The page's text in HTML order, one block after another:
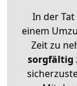
In der
einem
Zeit zu
sorgfältig